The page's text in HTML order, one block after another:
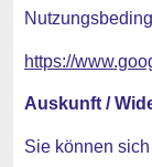
https://
Auskunft /
Sie können